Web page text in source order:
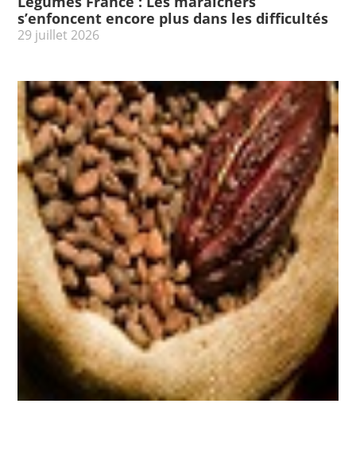
s’enfoncent encore plus dans les difficultés
29 juillet 2026